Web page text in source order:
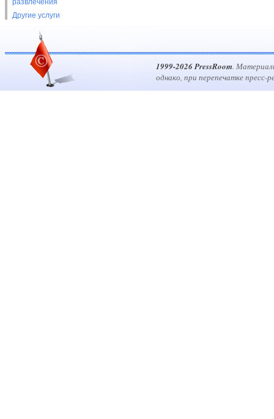
развлечения
Другие услуги
1999-2026 PressRoom.
однако, при перепечатке пресс-